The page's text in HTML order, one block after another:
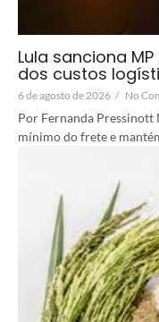
Lula sanciona
dos custos
6 de agosto de 2026 / No
Por Fernanda Pressinott
mínimo do frete e